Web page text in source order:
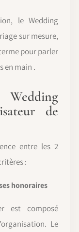
le Wedding
sur mesure,
pour parler
en main .
de
entre les 2
:
honoraires
est composé
Le